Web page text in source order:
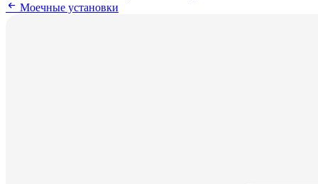
Моечные установки